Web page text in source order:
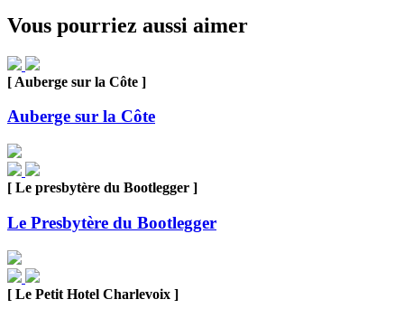
Vous pourriez aussi aimer
[ Auberge sur la Côte ]
Auberge sur la Côte
[ Le presbytère du Bootlegger ]
Le Presbytère du Bootlegger
[ Le Petit Hotel Charlevoix ]